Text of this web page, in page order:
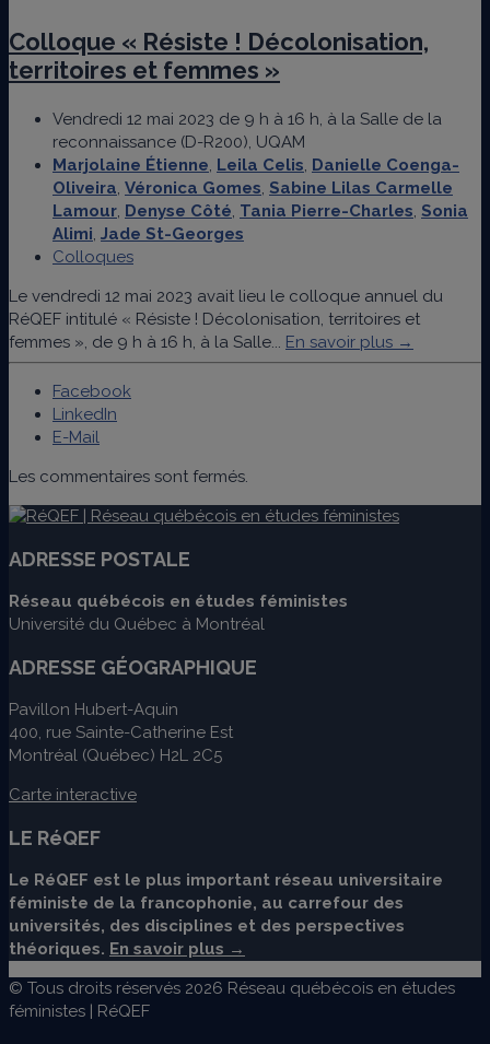
Colloque « Résiste ! Décolonisation,
territoires et femmes »
Vendredi 12 mai 2023 de 9 h à 16 h, à la Salle de la
reconnaissance (D-R200), UQAM
Marjolaine Étienne, Leila Celis, Danielle Coenga-
Oliveira, Véronica Gomes, Sabine Lilas Carmelle
Lamour, Denyse Côté, Tania Pierre-Charles, Sonia
Alimi, Jade St-Georges
Colloques
Le vendredi 12 mai 2023 avait lieu le colloque annuel du
RéQEF intitulé « Résiste ! Décolonisation, territoires et
femmes », de 9 h à 16 h, à la Salle... En savoir plus →
Facebook
LinkedIn
E-Mail
Les commentaires sont fermés.
ADRESSE POSTALE
Réseau québécois en études féministes
Université du Québec à Montréal
ADRESSE GÉOGRAPHIQUE
Pavillon Hubert-Aquin
400, rue Sainte-Catherine Est
Montréal (Québec) H2L 2C5
Carte interactive
LE RéQEF
Le RéQEF est le plus important réseau universitaire
féministe de la francophonie, au carrefour des
universités, des disciplines et des perspectives
théoriques. En savoir plus →
© Tous droits réservés 2026 Réseau québécois en études
féministes | RéQEF